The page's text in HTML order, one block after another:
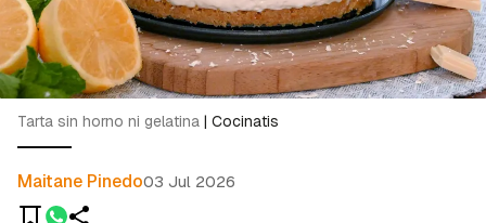
Tarta sin horno ni gelatina | Cocinatis
Maitane Pinedo03 Jul 2026